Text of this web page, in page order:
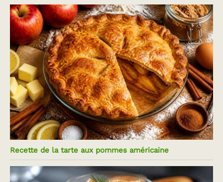
Recette de la tarte aux pommes américaine